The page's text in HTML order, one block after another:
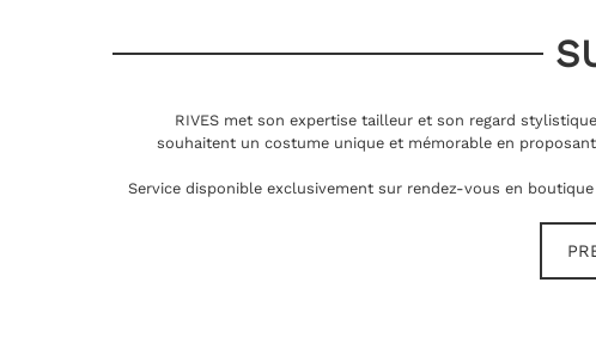
RIVES met son expertise tailleur et son regard
souhaitent un costume unique et mémorable en
Service disponible exclusivement sur rendez-vous en boutique